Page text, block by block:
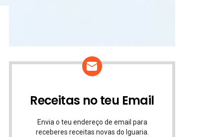
Receitas no teu Email
Envia o teu endereço de email para
receberes receitas novas do Iguaria.